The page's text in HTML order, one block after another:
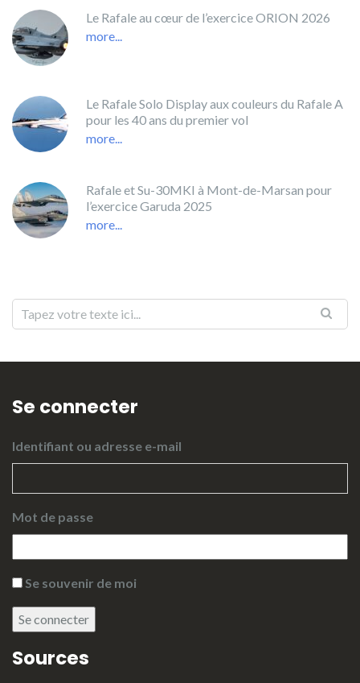
Le Rafale au cœur de l’exercice ORION 2026
more...
Le Rafale Solo Display aux couleurs du Rafale A
pour les 40 ans du premier vol
more...
Rafale et Su-30MKI à Mont-de-Marsan pour
l’exercice Garuda 2025
more...
Se connecter
Identifiant ou adresse e-mail
Mot de passe
Se souvenir de moi
Se connecter
Sources